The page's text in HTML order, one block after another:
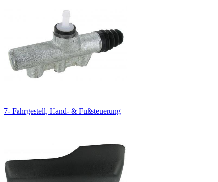
7- Fahrgestell, Hand- & Fußsteuerung